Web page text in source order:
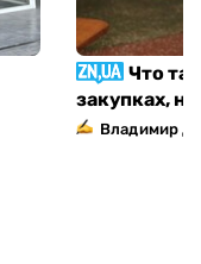
Что
закупках,
Владимир